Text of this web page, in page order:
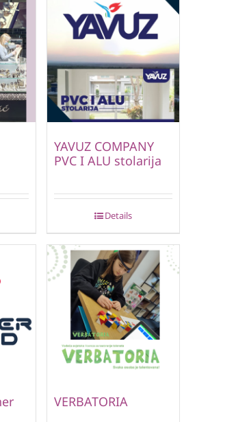
YAVUZ COMPANY
PVC I ALU stolarija
Details
VERBATORIA